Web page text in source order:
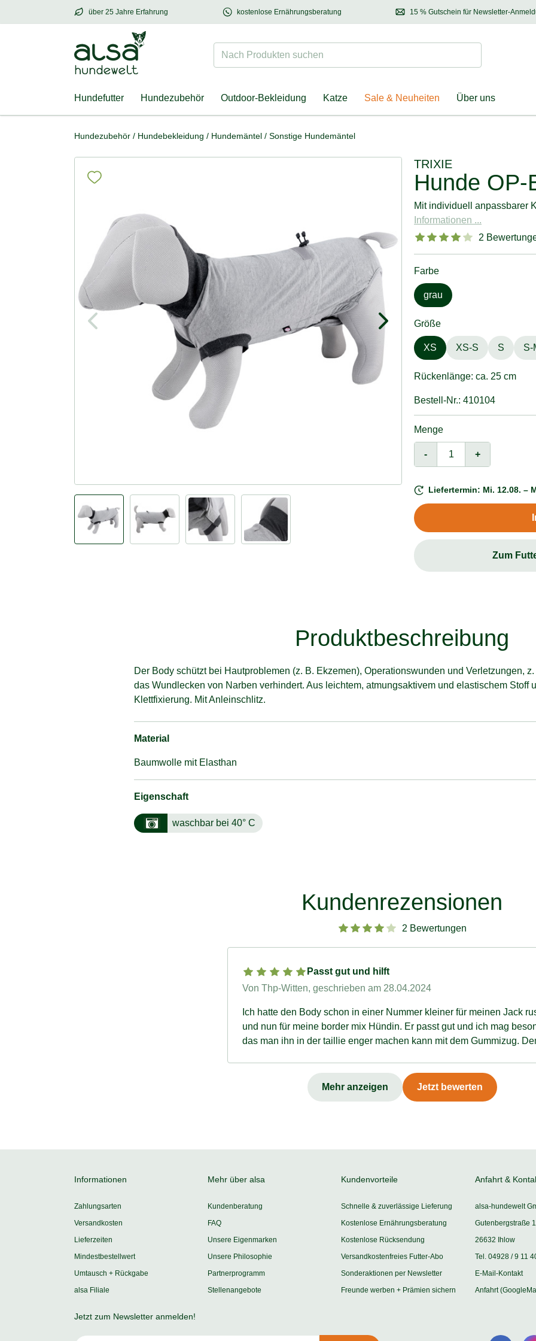
über 25 Jahre Erfahrung
über25 Jahre Erfahrung – mit Herz für Hund & Halter 15 % Gutschein für Newsletter-
Entdecken Sie
kostenlose Ernährungsberatung
Kontaktieren Sie unsere
Ernährungsberatung:
Nach Produkten suchen Suchen
Hundefutter Hundezubehör Outdoor-Bekleidung Katze Sale & Neuheiten Über uns
Hundezubehör / Hundebekleidung / Hundemäntel / Sonstige Hundemäntel
TRIXIE
Hunde OP-
Mit individuell anpassbarer
Informationen ...
2
Farbe
grau
Größe
XS XS-S S S-
Rückenlänge: ca. 25 cm
Bestell-Nr.: 410104
Menge
- +
Liefertermin: Mi. 12.08. –
Zum
Produktbeschreibung
Der Body schützt bei Hautproblemen (z. B. Ekzemen), Operationswunden und Verletzungen,
das Wundlecken von Narben verhindert. Aus leichtem, atmungsaktivem und elastischem Stoff
Klettfixierung. Mit Anleinschlitz.
Material
Baumwolle mit Elasthan
Eigenschaft
waschbar bei 40° C
Kundenrezensionen
2 Bewertungen
Passt gut und hilft
Von Thp-Witten, geschrieben am 28.04.2024
Ich hatte den Body schon in einer Nummer kleiner für meinen Jack
und nun für meine border mix Hündin. Er passt gut und ich mag
das man ihn in der taillie enger machen kann mit dem Gummizug.
Mehr anzeigen Jetzt bewerten
Informationen
Zahlungsarten
Versandkosten
Lieferzeiten
Mindestbestellwert
Umtausch + Rückgabe
alsa Filiale
Mehr über alsa
Kundenberatung
FAQ
Unsere Eigenmarken
Unsere Philosophie
Partnerprogramm
Stellenangebote
Kundenvorteile
Schnelle & zuverlässige Lieferung
Kostenlose Ernährungsberatung
Kostenlose Rücksendung
Versandkostenfreies Futter-Abo
Sonderaktionen per Newsletter
Freunde werben + Prämien sichern
Anfahrt &
alsa-hundewelt
Gutenbergstraße
26632 Ihlow
Tel. 04928 / 9 11
E-Mail-Kontakt
Anfahrt
Jetzt zum Newsletter anmelden!